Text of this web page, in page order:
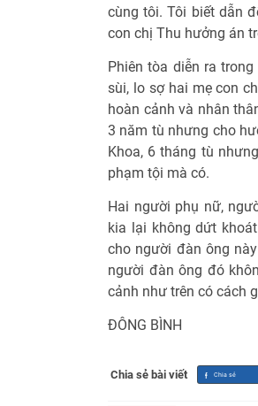
cùng tôi. Tôi biết dẫn
con chị Thu hưởng án
Phiên tòa diễn ra
sùi, lo sợ hai mẹ con
hoàn cảnh và nhân
3 năm tù nhưng cho
Khoa, 6 tháng tù
phạm tội mà có.
Hai người phụ nữ,
kia lại không dứt
cho người đàn ông
người đàn ông đó
cảnh như trên có cách
ĐÔNG BÌNH
Chia sẻ bài viết